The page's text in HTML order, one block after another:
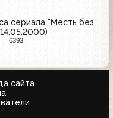
сериала "Месть без
6393
сайта